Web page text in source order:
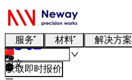
服务 材料 解决方案
中文
获取即时报价